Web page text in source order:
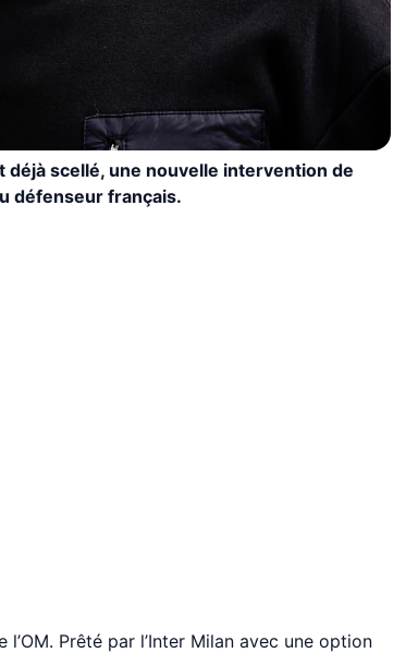
déjà scellé, une nouvelle intervention de
défenseur français.
Prêté par l’Inter Milan avec une option